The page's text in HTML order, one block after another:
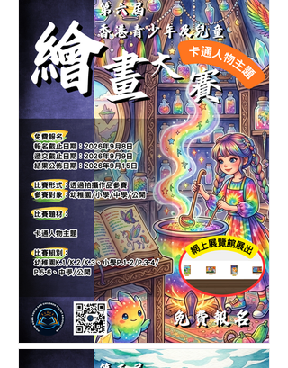
第十一屆香港青少年及兒童
繪畫大賽-自選主題繪畫比賽